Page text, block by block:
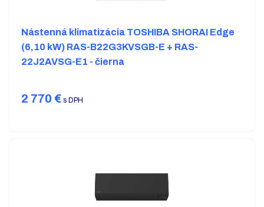
Nástenná klimatizácia TOSHIBA SHORAI Edge
(6,10 kW) RAS-B22G3KVSGB-E + RAS-
22J2AVSG-E1 - čierna
2 770 € s DPH